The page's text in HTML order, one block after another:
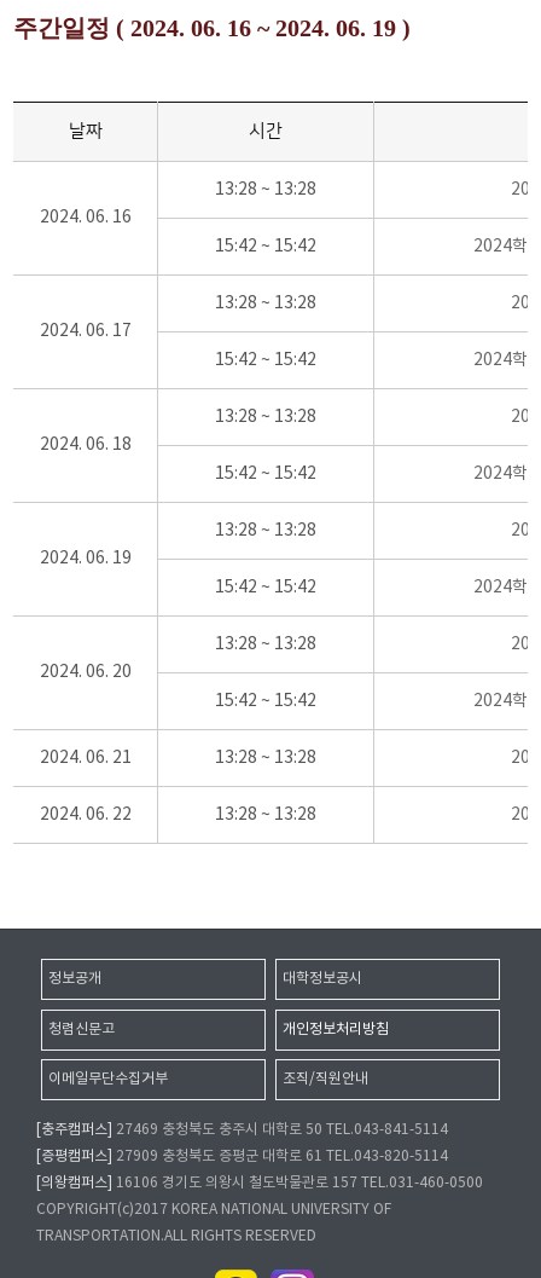
주간일정 ( 2024. 06. 16 ~ 2024. 06. 19 )
날짜 시간
2024. 06. 16
13:28 ~ 13:28
15:42 ~ 15:42 2024학
2024. 06. 17
13:28 ~ 13:28
15:42 ~ 15:42 2024학
2024. 06. 18
13:28 ~ 13:28
15:42 ~ 15:42 2024학
2024. 06. 19
13:28 ~ 13:28
15:42 ~ 15:42 2024학
2024. 06. 20
13:28 ~ 13:28
15:42 ~ 15:42 2024학
2024. 06. 21 13:28 ~ 13:28
2024. 06. 22 13:28 ~ 13:28
정보공개 대학정보공시
청렴신문고 개인정보처리방침
이메일무단수집거부 조직/직원안내
[충주캠퍼스]
27469 충청북도 충주시 대학로 50 TEL.043-841-5114
[증평캠퍼스]
27909 충청북도 증평군 대학로 61 TEL.043-820-5114
[의왕캠퍼스]
16106 경기도 의왕시 철도박물관로 157 TEL.031-460-0500
COPYRIGHT(c)2017 KOREA NATIONAL UNIVERSITY OF
TRANSPORTATION.ALL RIGHTS RESERVED